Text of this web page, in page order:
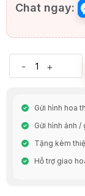
Chat ngay:
- +
Gửi hình hoa
Gửi hình ảnh
Tặng kèm
Hỗ trợ giao